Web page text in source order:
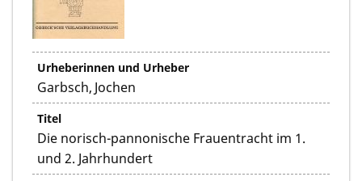
Urheberinnen und Urheber
Garbsch, Jochen
Titel
Die norisch-pannonische Frauentracht im 1.
und 2. Jahrhundert